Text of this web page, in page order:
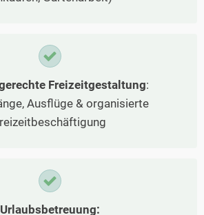
Freizeitgestaltung:
Ausflüge & organisierte
Urlaubsbetreuung: